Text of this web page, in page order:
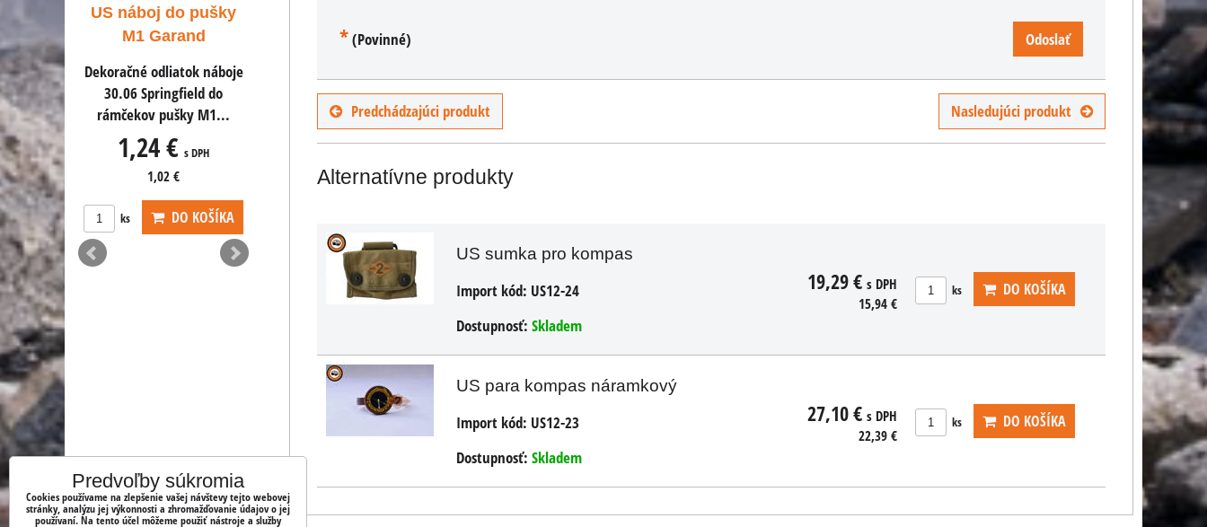
*(Povinné) Odoslať
Predchádzajúci produkt Nasledujúci produkt
Alternatívne produkty
US sumka pro kompas
Import kód: US12-24
Dostupnosť: Skladem
19,29 € s DPH
15,94 €
ks DO KOŠÍKA
US para kompas náramkový
Import kód: US12-23
Dostupnosť: Skladem
27,10 € s DPH
22,39 €
ks DO KOŠÍKA
US náboj do pušky
M1 Garand
Dekoračné odliatok náboje
30.06 Springfield do
rámčekov pušky M1...
1,24 €s DPH
ks DO KOŠÍKA
Benzínový zapaľovač v
rovnakom dizajne ako
používali americkí vojaci.
3,20 €s DPH
0,65 €
1,24 €
samopalov.
0,78 €s DPH
0,65 €
Predvoľby súkromia
Cookies používame na zlepšenie vašej návštevy tejto webovej
stránky, analýzu jej výkonnosti a zhromažďovanie údajov o jej
používaní. Na tento účel môžeme použiť nástroje a služby